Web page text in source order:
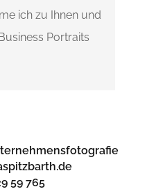
ich zu Ihnen und
Portraits
59 765